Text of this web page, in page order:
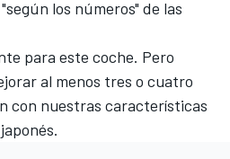
los números" de las
para este coche. Pero
al menos tres o cuatro
con nuestras características